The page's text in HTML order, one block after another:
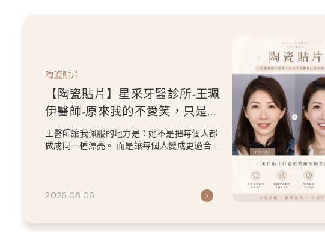
陶瓷貼片
【陶瓷貼片】星采牙醫診所-王珮
伊醫師-原來我的不愛笑，只是不
喜歡自己原本的牙齒
王醫師讓我佩服的地方是：她不是把每個人都
做成同一種漂亮。 而是讓每個人變成更適合自
2026.08.06